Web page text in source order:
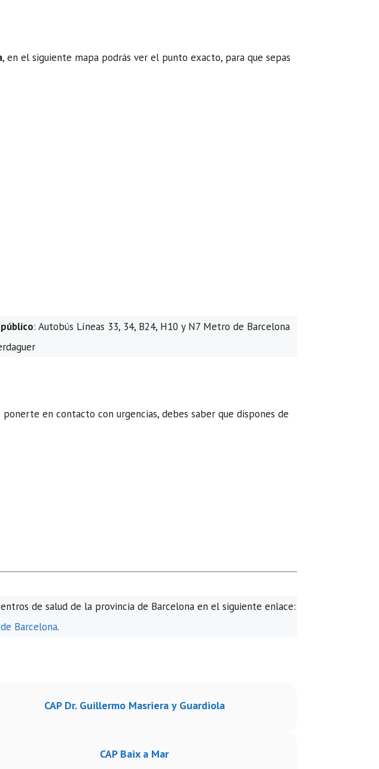
, en el siguiente mapa podrás ver el punto exacto, para que sepas
: Autobús Líneas 33, 34, B24, H10 y N7 Metro de Barcelona
en contacto con urgencias, debes saber que dispones de
de salud de la provincia de Barcelona en el siguiente enlace:
Barcelona.
CAP Dr. Guillermo Masriera y Guardiola
CAP Baix a Mar